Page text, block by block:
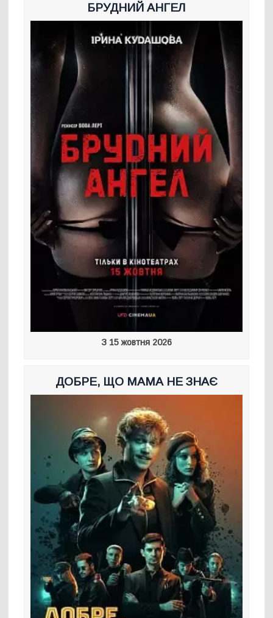
БРУДНИЙ АНГЕЛ
З 15 жовтня 2026
ДОБРЕ, ЩО МАМА НЕ ЗНАЄ